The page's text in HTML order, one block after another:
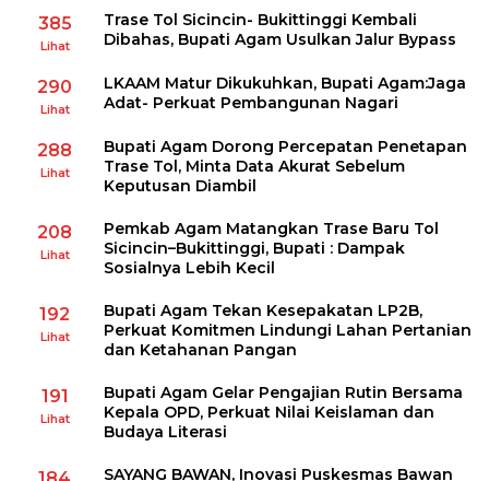
385
Lihat
Trase Tol Sicincin- Bukittinggi Kembali
Dibahas, Bupati Agam Usulkan Jalur Bypass
290
Lihat
LKAAM Matur Dikukuhkan, Bupati Agam:Jaga
Adat- Perkuat Pembangunan Nagari
288
Lihat
Bupati Agam Dorong Percepatan Penetapan
Trase Tol, Minta Data Akurat Sebelum
Keputusan Diambil
208
Lihat
Pemkab Agam Matangkan Trase Baru Tol
Sicincin–Bukittinggi, Bupati : Dampak
Sosialnya Lebih Kecil
192
Lihat
Bupati Agam Tekan Kesepakatan LP2B,
Perkuat Komitmen Lindungi Lahan Pertanian
dan Ketahanan Pangan
191
Lihat
Bupati Agam Gelar Pengajian Rutin Bersama
Kepala OPD, Perkuat Nilai Keislaman dan
Budaya Literasi
SAYANG BAWAN, Inovasi Puskesmas Bawan